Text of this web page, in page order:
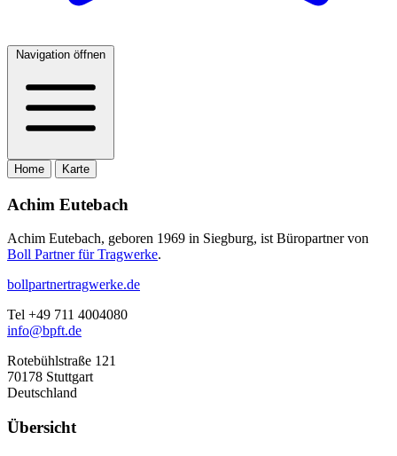
Navigation öffnen
Home Karte
Achim Eutebach
Achim Eutebach, geboren 1969 in Siegburg, ist Büropartner von
Boll Partner für Tragwerke.
bollpartnertragwerke.de
Tel +49 711 4004080
info@bpft.de
Rotebühlstraße 121
70178 Stuttgart
Deutschland
Übersicht